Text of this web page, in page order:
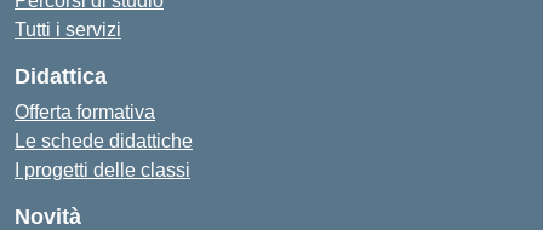
Tutti i servizi
Didattica
Offerta formativa
Le schede didattiche
I progetti delle classi
Novità